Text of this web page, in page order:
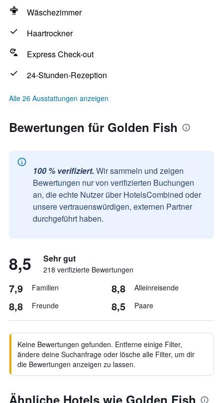
Wäschezimmer
Haartrockner
Express Check-out
24-Stunden-Rezeption
Alle 26 Ausstattungen anzeigen
Bewertungen für Golden Fish
100 % verifiziert. Wir sammeln und zeigen
Bewertungen nur von verifizierten Buchungen
an, die echte Nutzer über HotelsCombined oder
unsere vertrauenswürdigen, externen Partner
durchgeführt haben.
8,5 Sehr gut
218 verifizierte Bewertungen
7,9 Familien 8,8 Alleinreisende
8,8 Freunde 8,5 Paare
Keine Bewertungen gefunden. Entferne einige Filter,
ändere deine Suchanfrage oder lösche alle Filter, um dir
die Bewertungen anzeigen zu lassen.
Ähnliche Hotels wie Golden Fish